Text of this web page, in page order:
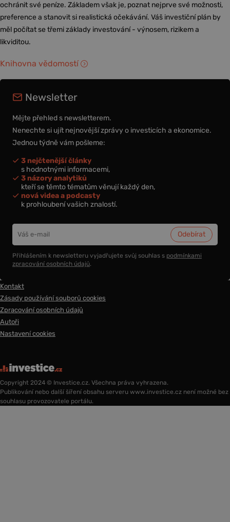
ochránit své peníze. Základem však je, poznat nejprve své možnosti,
preference a stanovit si realistická očekávání. Váš investiční plán by
měl počítat se třemi základy investování - výnosem, rizikem a
likviditou.
Knihovna vědomostí
Newsletter
Mějte přehled s newsletterem.
Nenechte si ujít nejnovější zprávy o investicích a ekonomice.
Jednou týdně vám pošleme:
3 nejčtenější články
s hodnotnými informacemi,
3 názory analytiků
kteří se těmto tématům věnují každý den,
nová videa a podcasty
k prohloubení vašich znalostí.
Přihlášením k newsletteru vyjadřujete svůj souhlas s podmínkami
zpracování osobních údajů.
Kontakt
Zásady používání souborů cookies
Zpracování osobních údajů
Autoři
Nastavení cookies
Copyright 2024 © Investice.cz. Všechna práva vyhrazena.
Publikování nebo další šíření obsahu serveru www.investice.cz není možné bez
souhlasu provozovatele portálu.